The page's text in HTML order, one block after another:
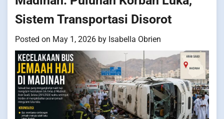
Sistem Transportasi Disorot
Posted on May 1, 2026 by Isabella Obrien